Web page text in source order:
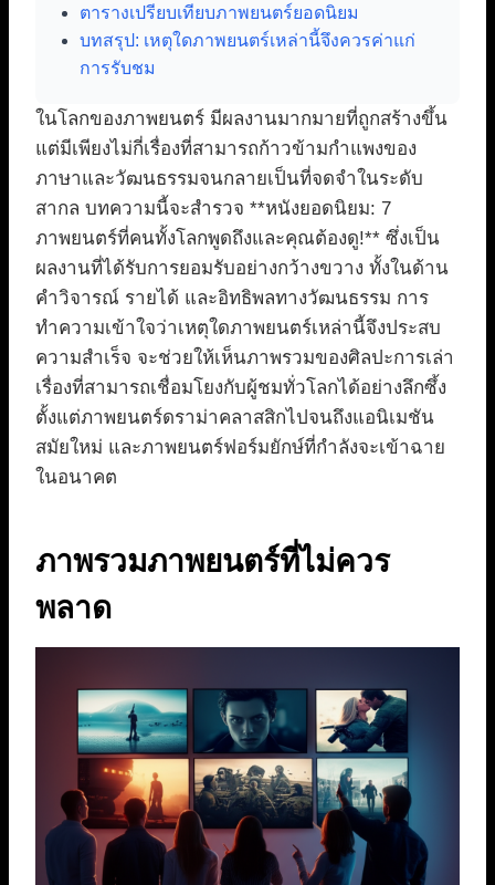
ตารางเปรียบเทียบภาพยนตร์ยอดนิยม
บทสรุป: เหตุใดภาพยนตร์เหล่านี้จึงควรค่าแก่
การรับชม
ในโลกของภาพยนตร์ มีผลงานมากมายที่ถูกสร้างขึ้น
แต่มีเพียงไม่กี่เรื่องที่สามารถก้าวข้ามกำแพงของ
ภาษาและวัฒนธรรมจนกลายเป็นที่จดจำในระดับ
สากล บทความนี้จะสำรวจ **หนังยอดนิยม: 7
ภาพยนตร์ที่คนทั้งโลกพูดถึงและคุณต้องดู!** ซึ่งเป็น
ผลงานที่ได้รับการยอมรับอย่างกว้างขวาง ทั้งในด้าน
คำวิจารณ์ รายได้ และอิทธิพลทางวัฒนธรรม การ
ทำความเข้าใจว่าเหตุใดภาพยนตร์เหล่านี้จึงประสบ
ความสำเร็จ จะช่วยให้เห็นภาพรวมของศิลปะการเล่า
เรื่องที่สามารถเชื่อมโยงกับผู้ชมทั่วโลกได้อย่างลึกซึ้ง
ตั้งแต่ภาพยนตร์ดราม่าคลาสสิกไปจนถึงแอนิเมชัน
สมัยใหม่ และภาพยนตร์ฟอร์มยักษ์ที่กำลังจะเข้าฉาย
ในอนาคต
ภาพรวมภาพยนตร์ที่ไม่ควร
พลาด